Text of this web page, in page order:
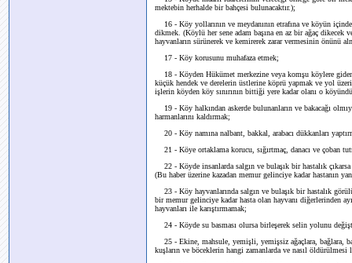
mektebin herhalde bir bahçesi bulunacaktır.);
16 - Köy yollarının ve meydanının etrafına ve köyün içinde
dikmek. (Köylü her sene adam başına en az bir ağaç
hayvanların sürünerek ve kemirerek zarar vermesinin önünü
17 - Köy korusunu muhafaza etmek;
18 - Köyden Hükümet merkezine veya komşu köylere
küçük hendek ve derelerin üstlerine köprü yapmak ve yol
işlerin köyden köy sınırının bittiği yere kadar olanı o
19 - Köy halkından askerde bulunanların ve bakacağı
harmanlarını kaldırmak;
20 - Köy namına nalbant, bakkal, arabacı dükkanları
21 - Köye ortaklama korucu, sığırtmaç, danacı ve çoban
22 - Köyde insanlarda salgın ve bulaşık bir hastalık
(Bu haber üzerine kazadan memur gelinciye kadar hastanın
23 - Köy hayvanlarında salgın ve bulaşık bir hastalık
bir memur gelinciye kadar hasta olan hayvanı diğerlerinden
hayvanları ile karıştırmamak;
24 - Köyde su basması olursa birleşerek selin yolunu
25 - Ekine, mahsule, yemişli, yemişsiz ağaçlara, bağlara,
kuşların ve böceklerin hangi zamanlarda ve nasıl